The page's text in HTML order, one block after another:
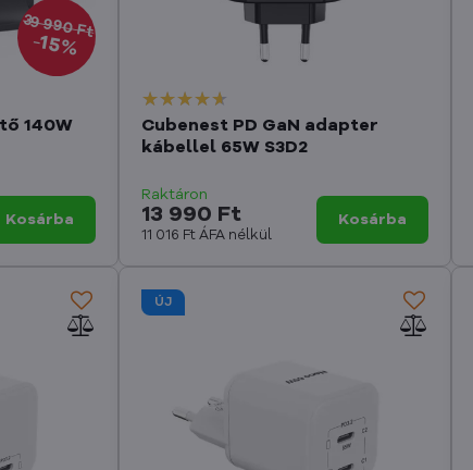
39 990 Ft
15%
140W
Kosárba
Cubenest PD GaN adapter
kábellel 65W S3D2
Raktáron
13 990 Ft
11 016 Ft ÁFA nélkül
Kosárba
ÚJ